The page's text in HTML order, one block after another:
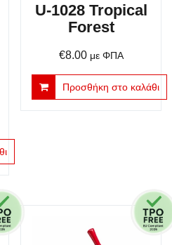
U-1028 Tropical
Forest
€8.00 με ΦΠΑ
Προσθήκη στο καλάθι